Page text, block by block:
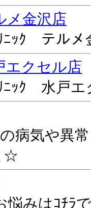
メ金沢店
ﾆｯｸ テル
エクセル店
ﾆｯｸ 水戸
病気や異
☆
悩みはｺﾁﾗ